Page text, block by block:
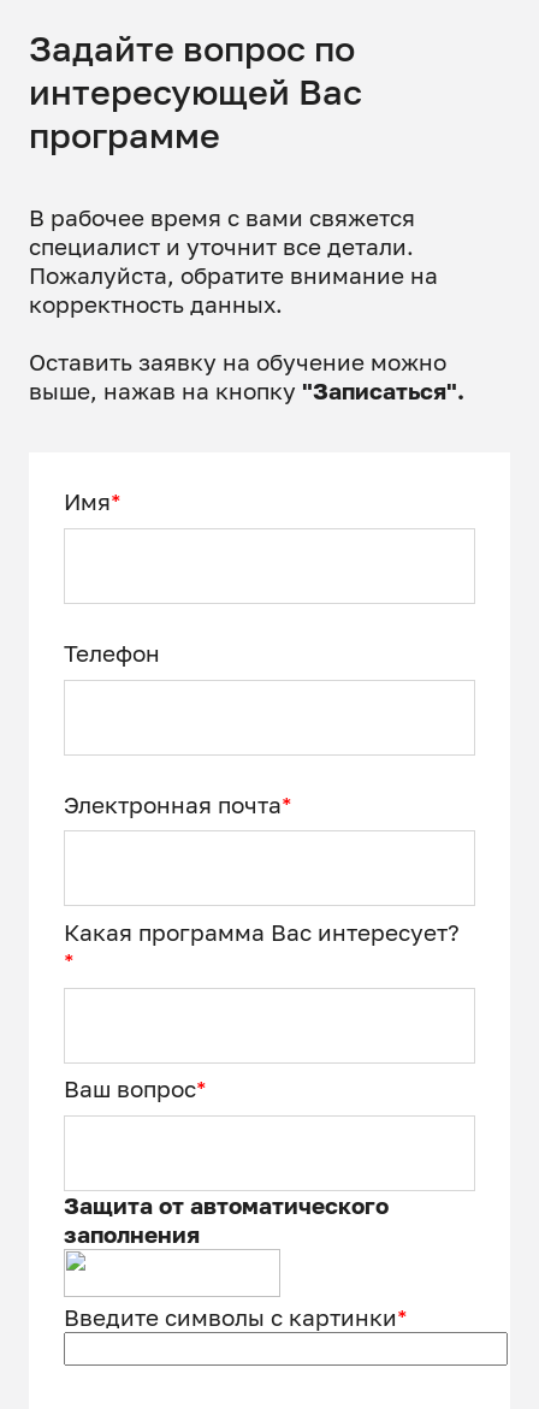
Задайте вопрос по
интересующей Вас
программе
В рабочее время с вами свяжется
специалист и уточнит все детали.
Пожалуйста, обратите внимание на
корректность данных.
Оставить заявку на обучение можно
выше, нажав на кнопку "Записаться".
Имя*
Телефон
Электронная почта*
Какая программа Вас интересует?
*
Ваш вопрос*
Защита от автоматического
заполнения
Введите символы с картинки*